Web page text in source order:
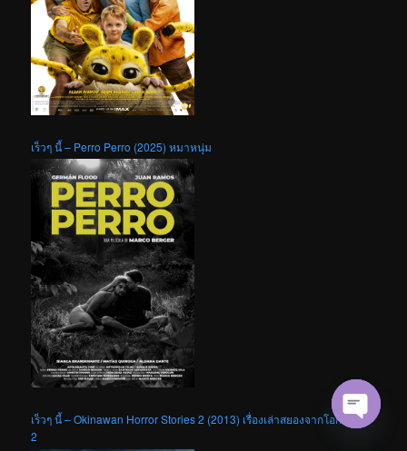
เร็วๆ นี้ – Perro Perro (2025) หมาหนุ่ม
เร็วๆ นี้ – Okinawan Horror Stories 2 (2013) เรื่องเล่าสยองจากโอกินาว่า
2